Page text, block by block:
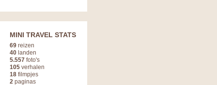
MINI TRAVEL STATS
69 reizen
40 landen
5.557 foto's
105 verhalen
18 filmpjes
2 paginas